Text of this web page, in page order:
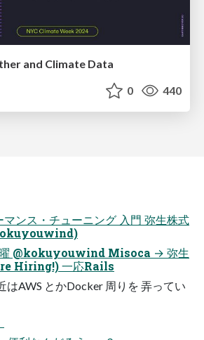
and Climate Data
0 440
ンス・チューニング ⼊⾨ 弥⽣株式
@kokuyouwind Misoca → 弥⽣
Hiring!) ⼀応Rails
はAWS とかDocker 周りを 弄ってい